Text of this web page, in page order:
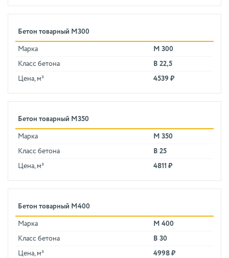
Бетон товарный М300
Марка М 300
Класс бетона В 22,5
Цена, м³ 4539 ₽
Бетон товарный М350
Марка М 350
Класс бетона В 25
Цена, м³ 4811 ₽
Бетон товарный М400
Марка М 400
Класс бетона В 30
Цена, м³ 4998 ₽